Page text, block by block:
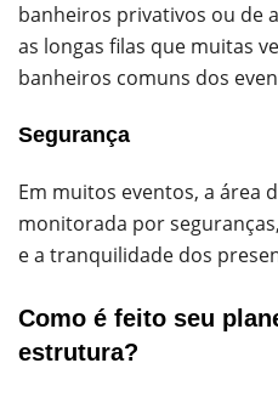
banheiros privativos ou de
as longas filas que muitas
banheiros comuns dos
Segurança
Em muitos eventos, a área
monitorada por
e a tranquilidade dos
Como é feito seu
estrutura?